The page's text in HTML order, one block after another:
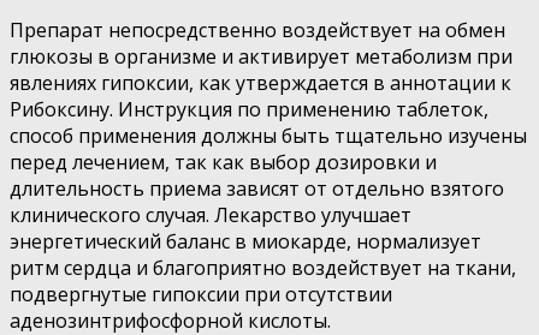
Препарат непосредственно воздействует на обмен
глюкозы в организме и активирует метаболизм при
явлениях гипоксии, как утверждается в аннотации к
Рибоксину. Инструкция по применению таблеток,
способ применения должны быть тщательно изучены
перед лечением, так как выбор дозировки и
длительность приема зависят от отдельно взятого
клинического случая. Лекарство улучшает
энергетический баланс в миокарде, нормализует
ритм сердца и благоприятно воздействует на ткани,
подвергнутые гипоксии при отсутствии
аденозинтрифосфорной кислоты.